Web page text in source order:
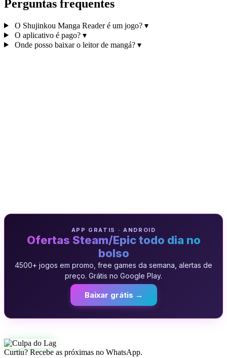
Perguntas frequentes
O Shujinkou Manga Reader é um jogo? ▾
O aplicativo é pago? ▾
Onde posso baixar o leitor de mangá? ▾
APP GRATIS · ANDROID
Ofertas Steam/Epic todo dia no
bolso
4500+ jogos em promo, free games da semana, alertas de
preço. Grátis no Google Play.
Baixar grátis →
Curtiu? Recebe as próximas no WhatsApp.